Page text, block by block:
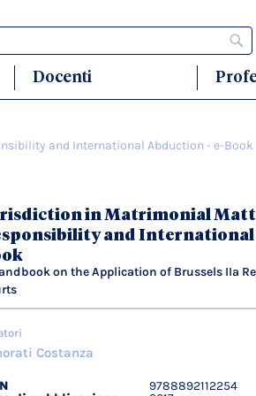
Docenti
and International Abduction - e-Book
in Matrimonial
and International
on the Application of Brussels IIa
Costanza
9788892112254